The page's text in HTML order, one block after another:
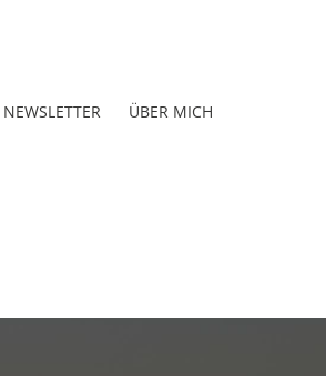
NEWSLETTER ÜBER MICH